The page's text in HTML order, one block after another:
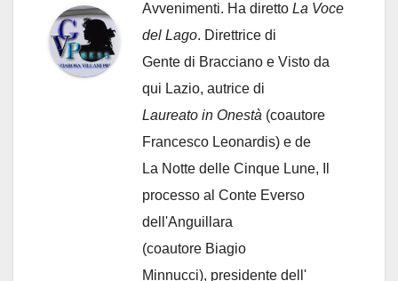
Avvenimenti. Ha diretto La Voce
del Lago. Direttrice di
Gente di Bracciano e Visto da
qui Lazio, autrice di
Laureato in Onestà (coautore
Francesco Leonardis) e de
La Notte delle Cinque Lune, Il
processo al Conte Everso
dell'Anguillara
(coautore Biagio
Minnucci), presidente dell'